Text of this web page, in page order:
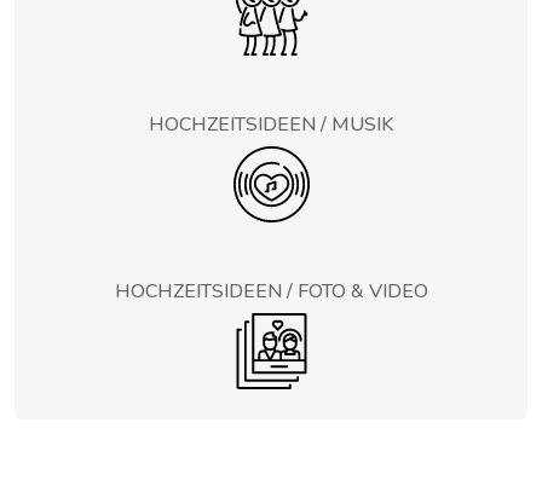
HOCHZEITSIDEEN / MUSIK
HOCHZEITSIDEEN / FOTO & VIDEO